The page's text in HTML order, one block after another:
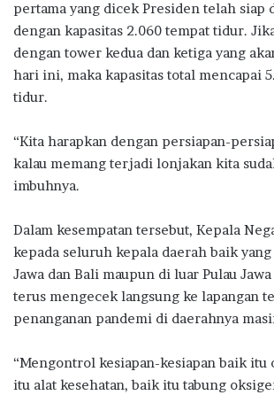
pertama yang dicek Presiden telah siap
dengan kapasitas 2.060 tempat tidur.
dengan tower kedua dan ketiga yang
hari ini, maka kapasitas total mencapai
tidur.
“Kita harapkan dengan persiapan-
kalau memang terjadi lonjakan kita
imbuhnya.
Dalam kesempatan tersebut, Kepala
kepada seluruh kepala daerah baik
Jawa dan Bali maupun di luar Pulau
terus mengecek langsung ke lapangan
penanganan pandemi di daerahnya
“Mengontrol kesiapan-kesiapan baik itu
itu alat kesehatan, baik itu tabung